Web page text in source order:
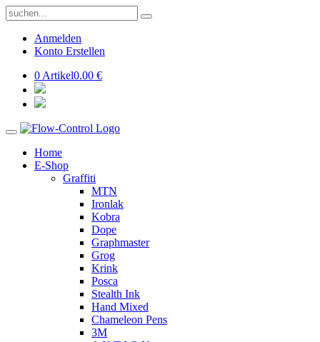
Anmelden
Konto Erstellen
0 Artikel0.00 €
Home
E-Shop
Graffiti
MTN
Ironlak
Kobra
Dope
Graphmaster
Grog
Krink
Posca
Stealth Ink
Hand Mixed
Chameleon Pens
3M